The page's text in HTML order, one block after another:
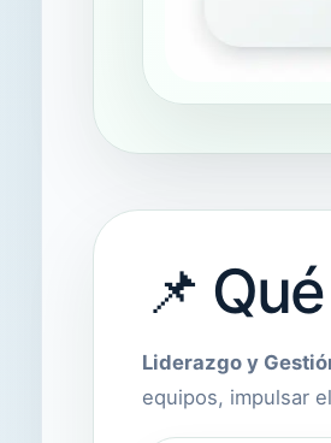
📌
Liderazgo y
equipos, impulsar